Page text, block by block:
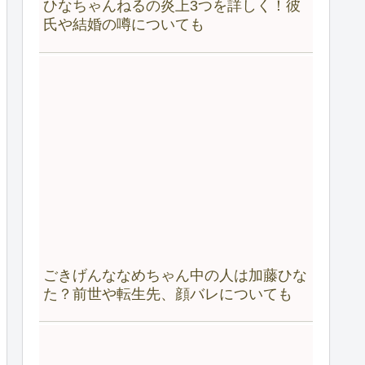
ひなちゃんねるの炎上3つを詳しく！彼
氏や結婚の噂についても
ごきげんななめちゃん中の人は加藤ひな
た？前世や転生先、顔バレについても